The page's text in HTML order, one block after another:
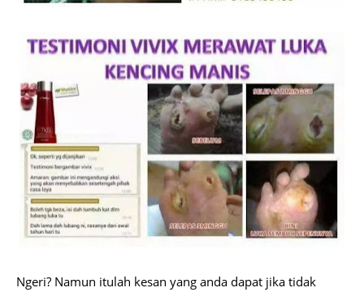
Ngeri? Namun itulah kesan yang anda dapat jika tidak